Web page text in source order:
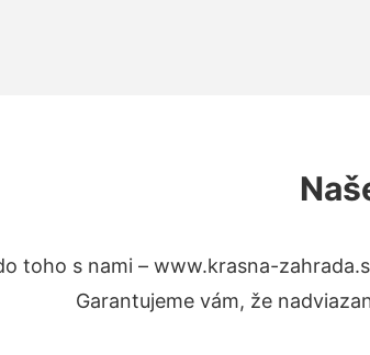
toho s nami – www.krasna-
Garantujeme vám, že